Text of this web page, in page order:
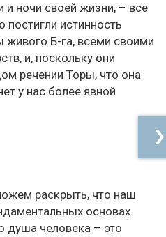
ночи своей жизни, – все
постигли истинность
Б-га, всеми своими
и, поскольку они
речении Торы, что она
у нас более явной
раскрыть, что наш
основах.
душа человека – это